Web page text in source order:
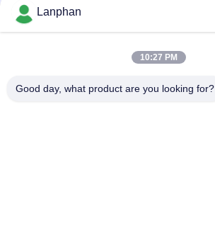
top
Lanphan
10:27 PM
Good day, what product are you looking for?